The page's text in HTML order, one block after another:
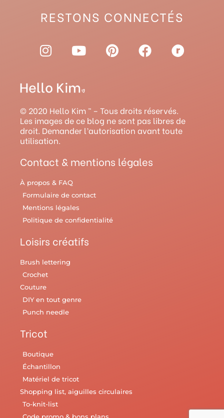
RESTONS CONNECTÉS
I
n
t
a
g
r
a
m
Y
o
t
u
b
e
P
i
r
e
s
F
a
o
o
k
R
a
y
© 2020 Hello Kim ™ – Tous droits réservés.
Les images de ce blog ne sont pas libres de
droit. Demander l’autorisation avant toute
utilisation.
Contact & mentions légales
À propos & FAQ
Formulaire de contact
Mentions légales
Politique de confidentialité
Loisirs créatifs
Brush lettering
Crochet
Couture
DIY en tout genre
Punch needle
Tricot
Boutique
Échantillon
Matériel de tricot
Shopping list, aiguilles circulaires
To-knit-list